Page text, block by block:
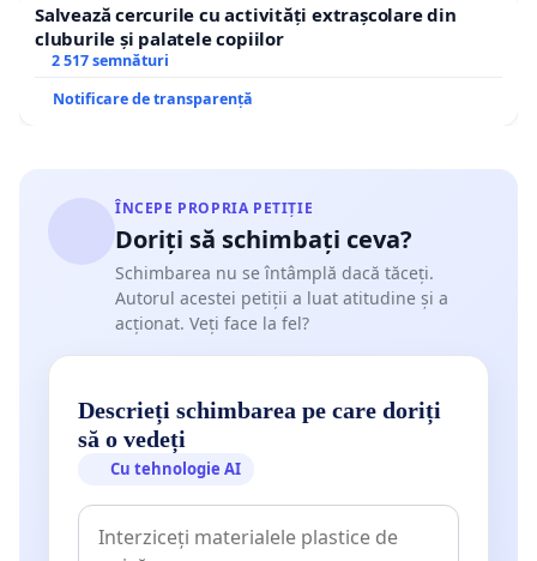
Salvează cercurile cu activități extrașcolare din
cluburile și palatele copiilor
2 517 semnături
Notificare de transparență
ÎNCEPE PROPRIA PETIȚIE
Doriți să schimbați ceva?
Schimbarea nu se întâmplă dacă tăceți.
Autorul acestei petiții a luat atitudine și a
acționat. Veți face la fel?
Descrieți schimbarea pe care doriți
să o vedeți
Cu tehnologie AI